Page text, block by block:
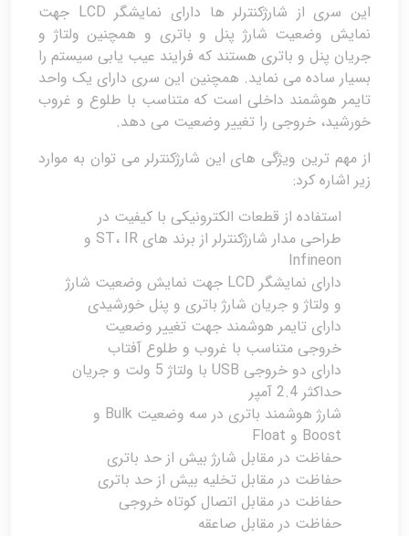
این سری از شارژکنترلر ها دارای نمایشگر LCD جهت
نمایش وضعیت شارژ پنل و باتری و همچنین ولتاژ و
جریان پنل و باتری هستند که فرایند عیب یابی سیستم را
بسیار ساده می نماید. همچنین این سری دارای یک واحد
تایمر هوشمند داخلی است که متناسب با طلوع و غروب
خورشید، خروجی را تغییر وضعیت می دهد.
از مهم ترین ویژگی های این شارژکنترلر می توان به موارد
زیر اشاره کرد:
استفاده از قطعات الکترونیکی با کیفیت در
طراحی مدار شارژکنترلر از برند های ST، IR و
Infineon
دارای نمایشگر LCD جهت نمایش وضعیت شارژ
و ولتاژ و جریان شارژ باتری و پنل خورشیدی
دارای تایمر هوشمند جهت تغییر وضعیت
خروجی متناسب با غروب و طلوع آفتاب
دارای دو خروجی USB با ولتاژ 5 ولت و جریان
حداکثر 2.4 آمپر
شارژ هوشمند باتری در سه وضعیت Bulk و
Boost و Float
حفاظت در مقابل شارژ بیش از حد باتری
حفاظت در مقابل تخلیه بیش از حد باتری
حفاظت در مقابل اتصال کوتاه خروجی
حفاظت در مقابل صاعقه